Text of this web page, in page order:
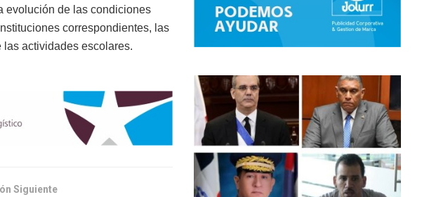
evolución de las condiciones
correspondientes, las
actividades escolares.
Siguiente